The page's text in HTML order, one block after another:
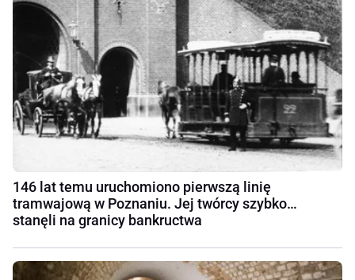
146 lat temu uruchomiono pierwszą linię
tramwajową w Poznaniu. Jej twórcy szybko…
stanęli na granicy bankructwa